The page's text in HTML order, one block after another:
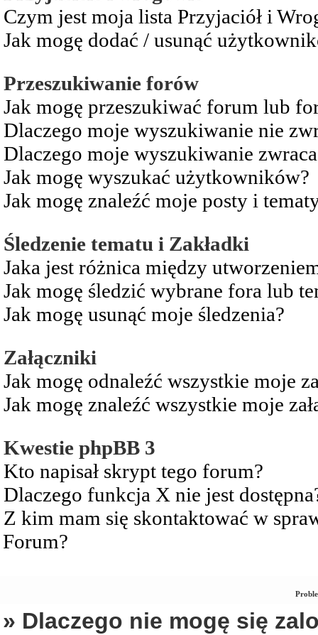
Czym jest moja lista Przyjaciół i
Jak mogę dodać / usunąć
Przeszukiwanie forów
Jak mogę przeszukiwać forum lub
Dlaczego moje wyszukiwanie nie
Dlaczego moje wyszukiwanie
Jak mogę wyszukać użytkowników?
Jak mogę znaleźć moje posty i
Śledzenie tematu i Zakładki
Jaka jest różnica między
Jak mogę śledzić wybrane fora lub
Jak mogę usunąć moje śledzenia?
Załączniki
Jak mogę odnaleźć wszystkie moje
Jak mogę znaleźć wszystkie moje
Kwestie phpBB 3
Kto napisał skrypt tego forum?
Dlaczego funkcja X nie jest
Z kim mam się skontaktować w
Forum?
» Dlaczego nie mogę się